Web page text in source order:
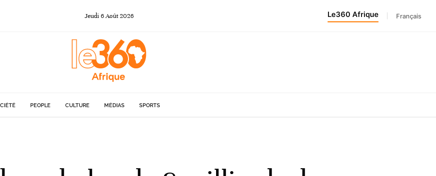
Jeudi 6Août 2026 Le360 Afrique Français
PEOPLE CULTURE MÉDIAS SPORTS